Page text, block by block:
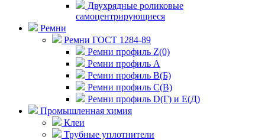
Двухрядные роликовые
самоцентрирующиеся
Ремни
Ремни ГОСТ 1284-89
Ремни профиль Z(0)
Ремни профиль А
Ремни профиль В(Б)
Ремни профиль С(В)
Ремни профиль D(Г) и E(Д)
Промышленная химия
Клеи
Трубные уплотнители